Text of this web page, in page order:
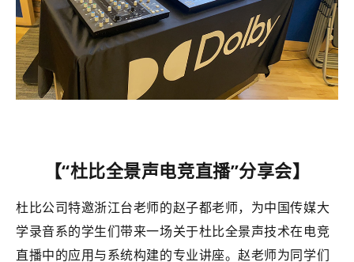
【“杜比全景声电竞直播”分享会】
杜比公司特邀浙江台老师的赵子都老师，为中国传媒大
学录音系的学生们带来一场关于杜比全景声技术在电竞
直播中的应用与系统构建的专业讲座。赵老师为同学们